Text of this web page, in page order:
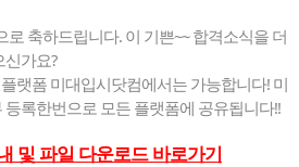
로 축하드립니다. 이 기쁜~~ 합격소식을 더
가요?
랫폼 미대입시닷컴에서는 가능합니다! 미
록한번으로 모든 플랫폼에 공유됩니다!!
및 파일 다운로드 바로가기